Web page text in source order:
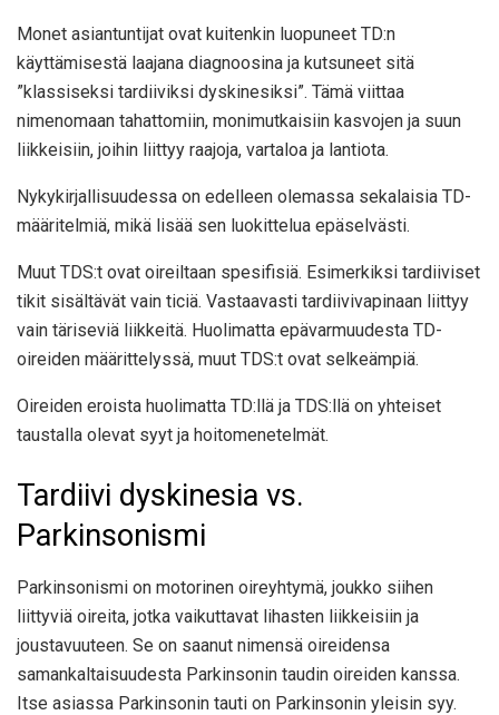
Monet asiantuntijat ovat kuitenkin luopuneet TD:n
käyttämisestä laajana diagnoosina ja kutsuneet sitä
”klassiseksi tardiiviksi dyskinesiksi”. Tämä viittaa
nimenomaan tahattomiin, monimutkaisiin kasvojen ja suun
liikkeisiin, joihin liittyy raajoja, vartaloa ja lantiota.
Nykykirjallisuudessa on edelleen olemassa sekalaisia ​​​​TD-
määritelmiä, mikä lisää sen luokittelua epäselvästi.
Muut TDS:t ovat oireiltaan spesifisiä. Esimerkiksi tardiiviset
tikit sisältävät vain ticiä. Vastaavasti tardiivivapinaan liittyy
vain täriseviä liikkeitä. Huolimatta epävarmuudesta TD-
oireiden määrittelyssä, muut TDS:t ovat selkeämpiä.
Oireiden eroista huolimatta TD:llä ja TDS:llä on yhteiset
taustalla olevat syyt ja hoitomenetelmät.
Tardiivi dyskinesia vs.
Parkinsonismi
Parkinsonismi on motorinen oireyhtymä, joukko siihen
liittyviä oireita, jotka vaikuttavat lihasten liikkeisiin ja
joustavuuteen. Se on saanut nimensä oireidensa
samankaltaisuudesta Parkinsonin taudin oireiden kanssa.
Itse asiassa Parkinsonin tauti on Parkinsonin yleisin syy.